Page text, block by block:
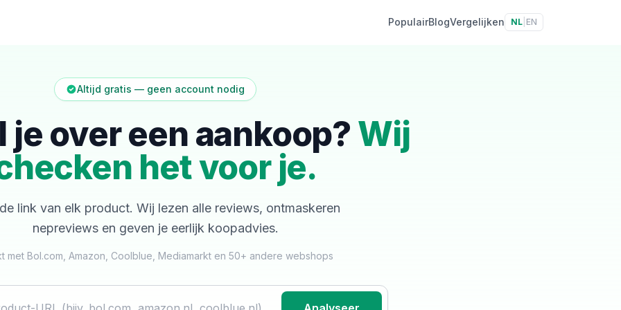
PopulairBlogVergelijken NL EN
Altijd gratis — geen account nodig
je over een aankoop? Wij
het voor je.
link van elk product. Wij lezen alle reviews, ontmaskeren
nepreviews en geven je eerlijk koopadvies.
met Bol.com, Amazon, Coolblue, Mediamarkt en 50+ andere webshops